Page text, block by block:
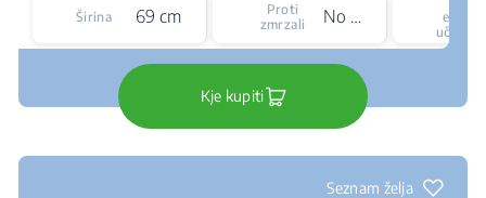
Širina 69 cm
Proti
zmrzali
No Frost
Kje kupiti
Seznam želja